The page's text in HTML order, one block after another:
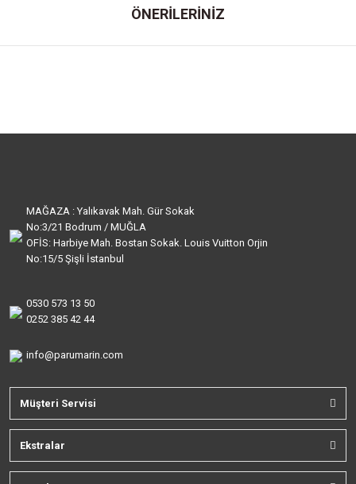
ÖNERİLERİNİZ
MAĞAZA : Yalıkavak Mah. Gür Sokak
No:3/21 Bodrum / MUĞLA
OFİS: Harbiye Mah. Bostan Sokak. Louis Vuitton Orjin
No:15/5 Şişli İstanbul
0530 573 13 50
0252 385 42 44
info@parumarin.com
Müşteri Servisi
Ekstralar